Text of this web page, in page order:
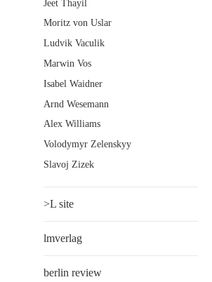
Jeet Thayil
Moritz von Uslar
Ludvik Vaculik
Marwin Vos
Isabel Waidner
Arnd Wesemann
Alex Williams
Volodymyr Zelenskyy
Slavoj Zizek
>L site
lmverlag
berlin review